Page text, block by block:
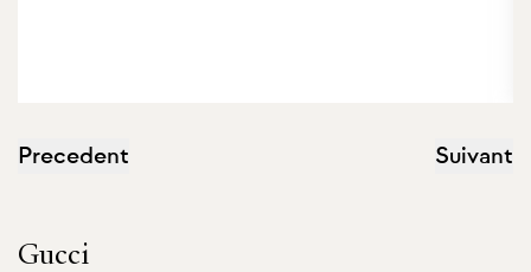
Precedent Suivant
Gucci